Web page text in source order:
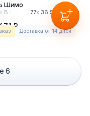
Шимо
х В : 77х 36.5 197.5см
Р
Доставка от 14 дней
6